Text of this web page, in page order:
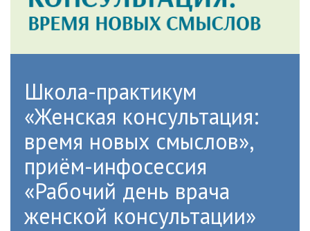
Школа-практикум
«Женская консультация:
время новых смыслов»,
приём-инфосессия
«Рабочий день врача
женской консультации»